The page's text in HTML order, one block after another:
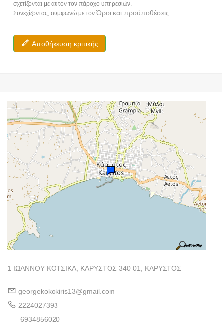
σχετίζονται με αυτόν τον πάροχο υπηρεσιών.
Συνεχίζοντας, συμφωνώ με τονΌροι και προϋποθέσεις.
Αποθήκευση κριτικής
1 ΙΩΑΝΝΟΥ ΚΟΤΣΙΚΑ, ΚΑΡΥΣΤΟΣ 340 01, ΚΑΡΥΣΤΟΣ
georgekokokiris13@gmail.com
2224027393
6934856020